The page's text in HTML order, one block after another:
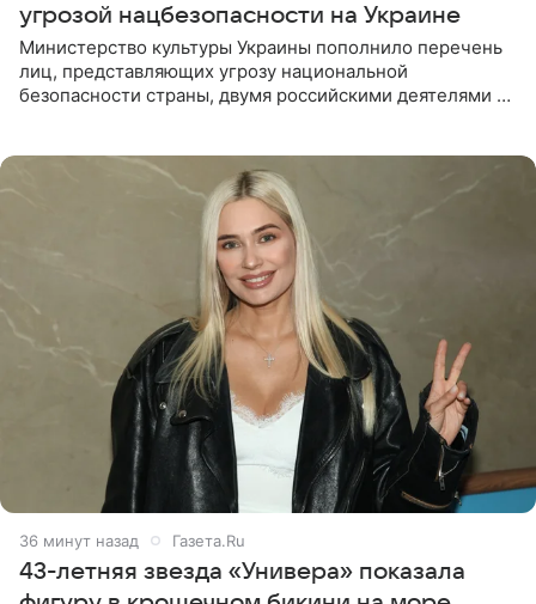
угрозой нацбезопасности на Украине
Министерство культуры Украины пополнило перечень
лиц, представляющих угрозу национальной
безопасности страны, двумя российскими деятелями —
36 минут назад Газета.Ru
43-летняя звезда «Универа» показала